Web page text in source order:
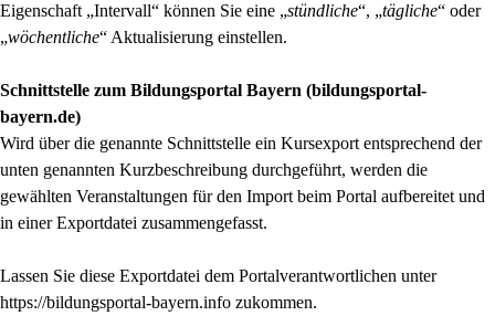
Eigenschaft „Intervall“ können Sie eine „stündliche“, „tägliche“ oder
„wöchentliche“ Aktualisierung einstellen.
Schnittstelle zum Bildungsportal Bayern (bildungsportal-
bayern.de)
Wird über die genannte Schnittstelle ein Kursexport entsprechend der
unten genannten Kurzbeschreibung durchgeführt, werden die
gewählten Veranstaltungen für den Import beim Portal aufbereitet und
in einer Exportdatei zusammengefasst.
Lassen Sie diese Exportdatei dem Portalverantwortlichen unter
https://bildungsportal-bayern.info zukommen.